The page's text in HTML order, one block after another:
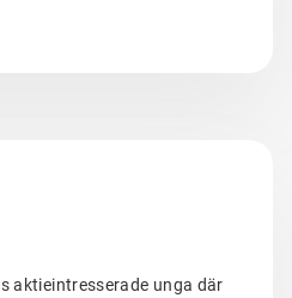
aktieintresserade unga där